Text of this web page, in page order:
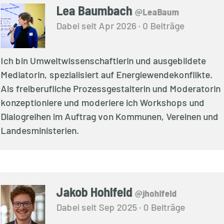
Lea Baumbach @LeaBaum
Dabei seit Apr 2026 · 0 Beiträge
Ich bin Umweltwissenschaftlerin und ausgebildete
Mediatorin, spezialisiert auf Energiewendekonflikte.
Als freiberufliche Prozessgestalterin und Moderatorin
konzeptioniere und moderiere ich Workshops und
Dialogreihen im Auftrag von Kommunen, Vereinen und
Landesministerien.
Jakob Hohlfeld @jhohlfeld
Dabei seit Sep 2025 · 0 Beiträge